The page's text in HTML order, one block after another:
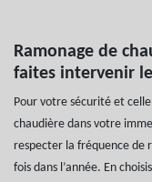
Ramonage de
faites intervenir
Pour votre sécurité et
chaudière dans votre
respecter la fréquence de
fois dans l’année. En